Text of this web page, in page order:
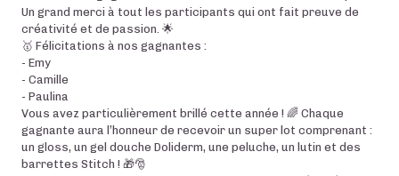
Un grand merci à tout les participants qui ont fait preuve de
créativité et de passion. 🌟
🥇 Félicitations à nos gagnantes :
- Emy
- Camille
- Paulina
Vous avez particulièrement brillé cette année ! 🌈 Chaque
gagnante aura l’honneur de recevoir un super lot comprenant :
un gloss, un gel douche Doliderm, une peluche, un lutin et des
barrettes Stitch ! 🎁🎅